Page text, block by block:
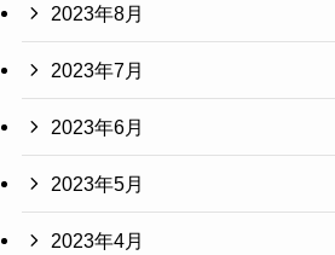
2023年8月
2023年7月
2023年6月
2023年5月
2023年4月